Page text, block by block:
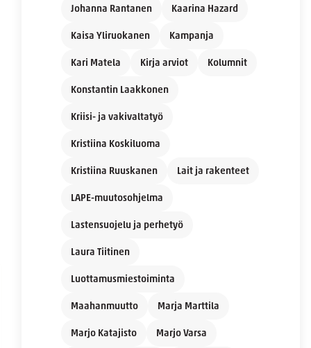
Johanna Rantanen Kaarina Hazard
Kaisa Yliruokanen Kampanja
Kari Matela Kirja arviot Kolumnit
Konstantin Laakkonen
Kriisi- ja vakivaltatyö
Kristiina Koskiluoma
Kristiina Ruuskanen Lait ja rakenteet
LAPE-muutosohjelma
Lastensuojelu ja perhetyö
Laura Tiitinen
Luottamusmiestoiminta
Maahanmuutto Marja Marttila
Marjo Katajisto Marjo Varsa